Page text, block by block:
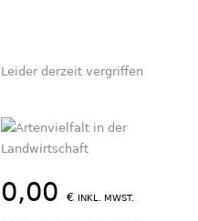
Leider derzeit vergriffen
0,00€ INKL. MWST.